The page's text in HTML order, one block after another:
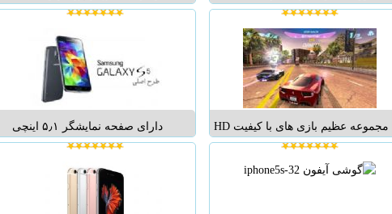
لوکس. تمامی خدمات گوشی های
IPHON;NOKIA8800;LAMBORGHINI;
VERTUو... تمامی قطعات وگوشی
های این فروشگاه اصلی بوده ودارای
ضمانت میباشد....
متنوع از قطعات انواع گوشي هاي
گوشي و تبلت هاي متفاوت، تاچ ها،
فلتها، قاب و باطري اصلي انواع
گوشي . ابزارهاي تعميرگاهي و
كارگاهي م...
مجموعه عظیم بازی های با کیفیت HD
اندروید بیش از 240 بازی اچ دی و جدید
دنیا برای گوشی های اندروید بهترین
بازی های روز دنیا از تمامی ژانر های
دارای صفحه نمایشگر ۵٫۱ اینچی
مولتی تاچ تک سیمکارت تاچ حرارتی
دارای اینترنت بی‌سیم دارای تمامی